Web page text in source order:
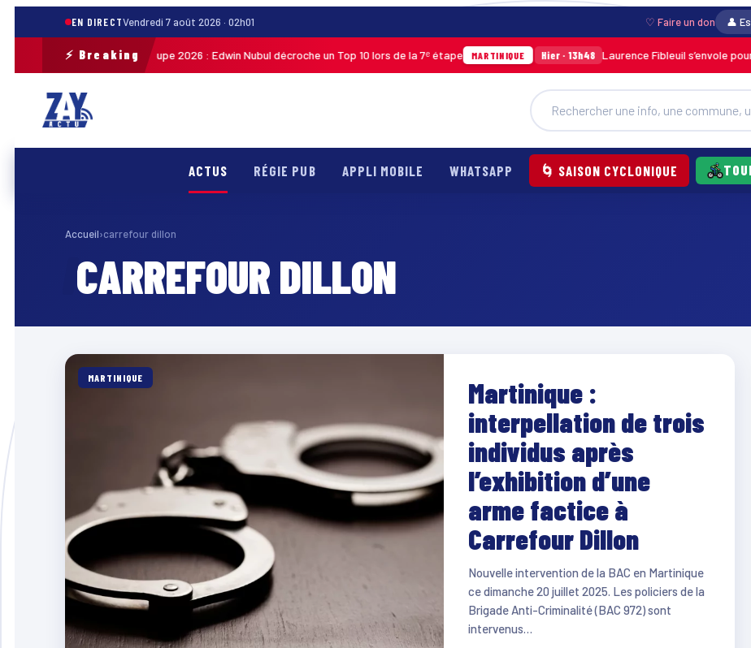
EN DIRECTVendredi 7 août 2026 · 02h01 ♡ Faire un don 👤
⚡ Breaking
Tour cycliste de Guadeloupe 2026 : Edwin Nubul décroche un Top 10 lors de la 7ᵉ étape MARTINIQUE Hier · 13h48 Laurence Fibleuil s’envole pour
ACTUS RÉGIE PUB APPLI MOBILE WHATSAPP 🌀 SAISON CYCLONIQUE
Accueil›carrefour dillon
CARREFOUR DILLON
MARTINIQUE
Martinique :
interpellation de trois
individus après
l’exhibition d’une
arme factice à
Carrefour Dillon
Nouvelle intervention de la BAC en Martinique
ce dimanche 20 juillet 2025. Les policiers de la
Brigade Anti-Criminalité (BAC 972) sont
intervenus…